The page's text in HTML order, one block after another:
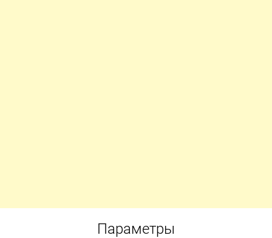
Параметры